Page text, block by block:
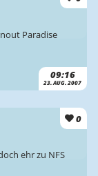
09:16
23. AUG. 2007
Paradise
0
ehr zu NFS